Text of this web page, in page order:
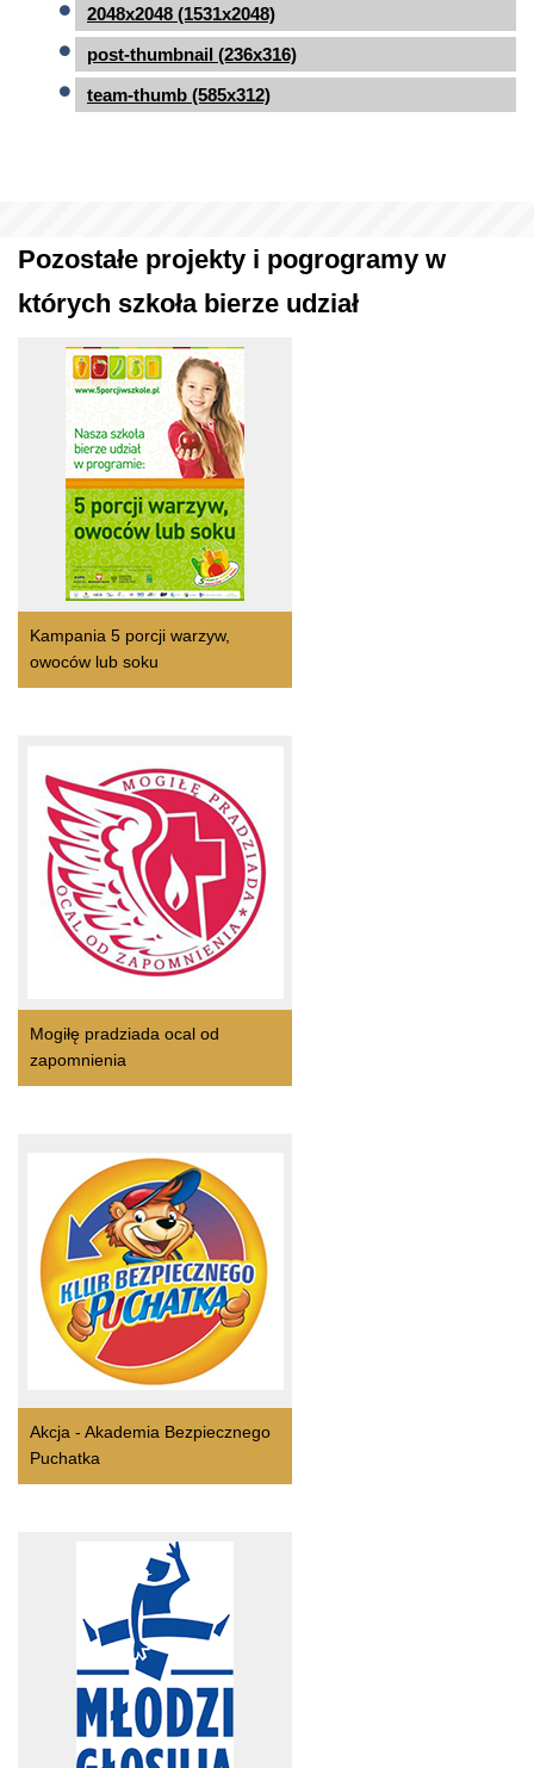
2048x2048 (1531x2048)
post-thumbnail (236x316)
team-thumb (585x312)
Pozostałe projekty i pogrogramy w
których szkoła bierze udział
Kampania 5 porcji warzyw,
owoców lub soku
Mogiłę pradziada ocal od
zapomnienia
Akcja - Akademia Bezpiecznego
Puchatka